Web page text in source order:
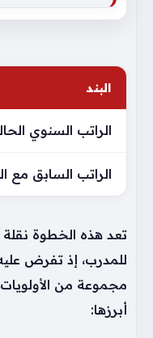
البند
الراتب السنوي
الراتب السابق مع
تعد هذه الخطوة
للمدرب، إذ تفرض عليه
مجموعة من
أبرزها: